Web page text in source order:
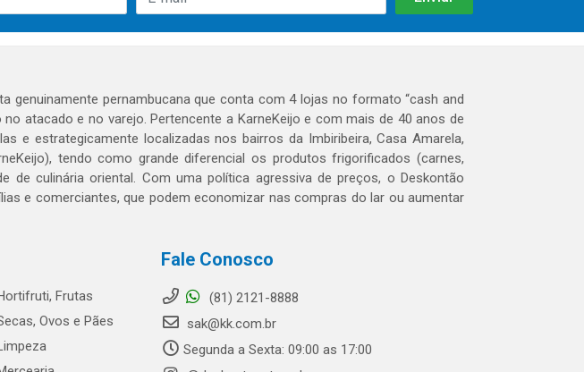
genuinamente pernambucana que conta com 4 lojas no formato “cash and
atacado e no varejo. Pertencente a KarneKeijo e com mais de 40 anos de
e estrategicamente localizadas nos bairros da Imbiribeira, Casa Amarela,
tendo como grande diferencial os produtos frigorificados (carnes,
de culinária oriental. Com uma política agressiva de preços, o Deskontão
e comerciantes, que podem economizar nas compras do lar ou aumentar
Frutas
Ovos e Pães
Fale Conosco
(81) 2121-8888
sak@kk.com.br
Segunda a Sexta: 09:00 as 17:00